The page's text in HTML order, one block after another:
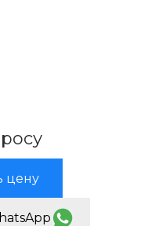
цену